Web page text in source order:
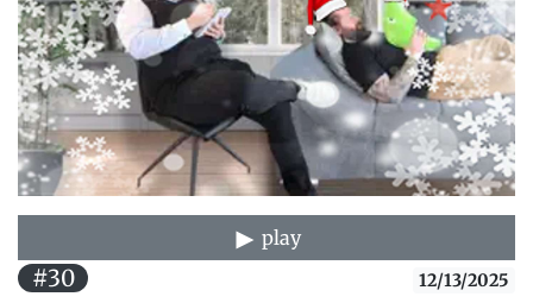
play
#30 12/13/2025